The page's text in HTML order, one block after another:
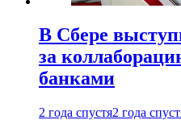
В Сбере
за
банками
2 года спустя2 года